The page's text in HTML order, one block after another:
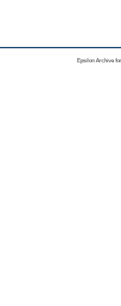
Epsilon Archive